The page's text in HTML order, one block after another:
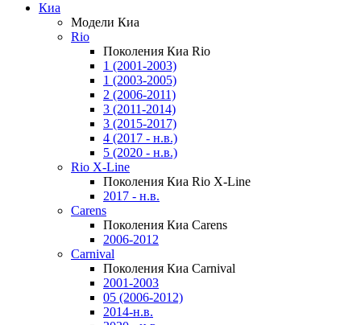
Киа
Модели Киа
Rio
Поколения Киа Rio
1 (2001-2003)
1 (2003-2005)
2 (2006-2011)
3 (2011-2014)
3 (2015-2017)
4 (2017 - н.в.)
5 (2020 - н.в.)
Rio X-Line
Поколения Киа Rio X-Line
2017 - н.в.
Carens
Поколения Киа Carens
2006-2012
Carnival
Поколения Киа Carnival
2001-2003
05 (2006-2012)
2014-н.в.